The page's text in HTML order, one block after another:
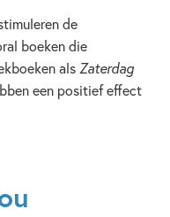
de
boeken die
als Zaterdag
een positief effect